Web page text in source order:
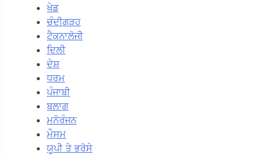
ਖੇਡ
ਚੰਦੀਗੜਹ
ਟੈਕਨਾਲੋਜੀ
ਦਿਲੀ
ਦੇਸ਼
ਧਰਮ
ਪੰਜਾਬੀ
ਬਲਾਗ
ਮਨੋਰੰਜਨ
ਮੌਸਮ
ਯੂਪੀ ਤੇ ਭਰੋਸੇ